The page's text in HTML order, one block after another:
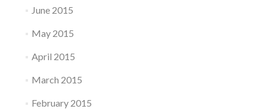
June 2015
May 2015
April 2015
March 2015
February 2015